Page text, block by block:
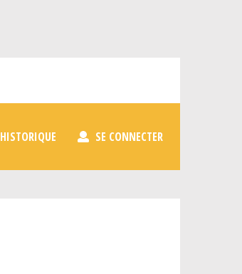
HISTORIQUE SE CONNECTER